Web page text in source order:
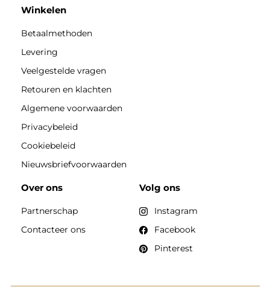
Winkelen
Betaalmethoden
Levering
Veelgestelde vragen
Retouren en klachten
Algemene voorwaarden
Privacybeleid
Cookiebeleid
Nieuwsbriefvoorwaarden
Over ons
Partnerschap
Contacteer ons
Volg ons
Instagram
Facebook
Pinterest